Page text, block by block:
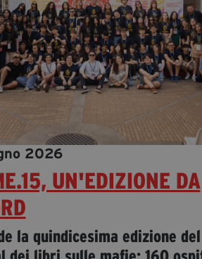
2026
UN'EDIZIONE DA
la quindicesima edizione del